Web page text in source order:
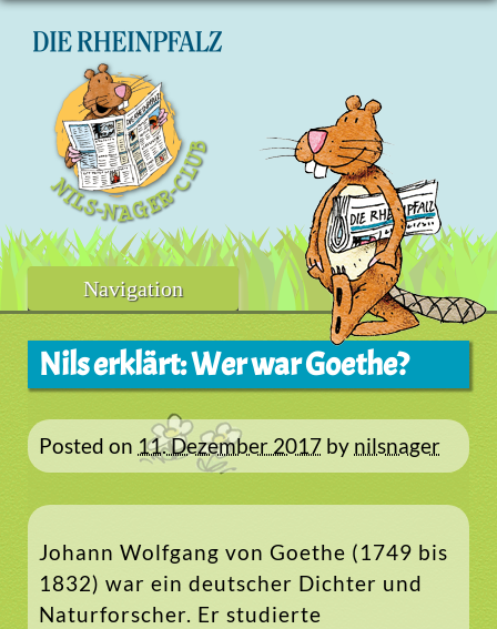
Skip
Navigation
Nils erklärt: Wer war Goethe?
Posted on 11. Dezember 2017 by nilsnager
Johann Wolfgang von Goethe (1749 bis
1832) war ein deutscher Dichter und
Naturforscher. Er studierte